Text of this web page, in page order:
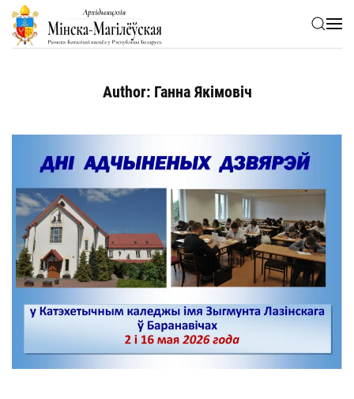
Skip to main content
Author: Ганна Якімовіч